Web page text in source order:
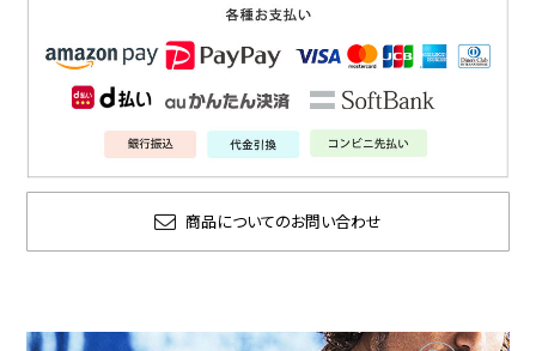
商品についてのお問い合わせ